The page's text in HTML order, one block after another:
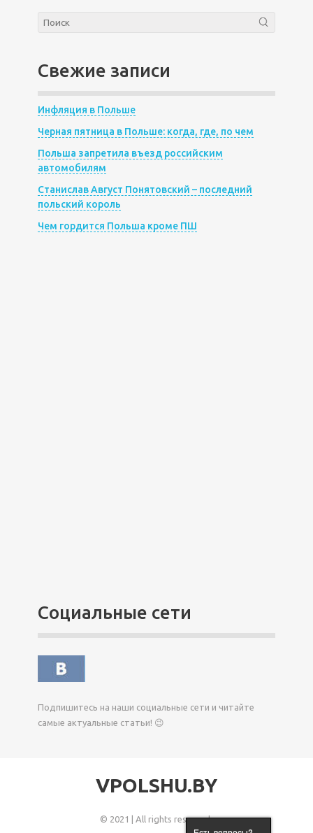
Свежие записи
Инфляция в Польше
Черная пятница в Польше: когда, где, по чем
Польша запретила въезд российским
автомобилям
Станислав Август Понятовский – последний
польский король
Чем гордится Польша кроме ПШ
Социальные сети
Подпишитесь на наши социальные сети и читайте
самые актуальные статьи! 😉
VPOLSHU.BY
© 2021 | All rights reserved.